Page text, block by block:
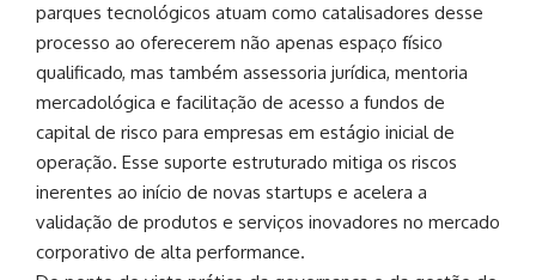
parques tecnológicos atuam como catalisadores desse
processo ao oferecerem não apenas espaço físico
qualificado, mas também assessoria jurídica, mentoria
mercadológica e facilitação de acesso a fundos de
capital de risco para empresas em estágio inicial de
operação. Esse suporte estruturado mitiga os riscos
inerentes ao início de novas startups e acelera a
validação de produtos e serviços inovadores no mercado
corporativo de alta performance.